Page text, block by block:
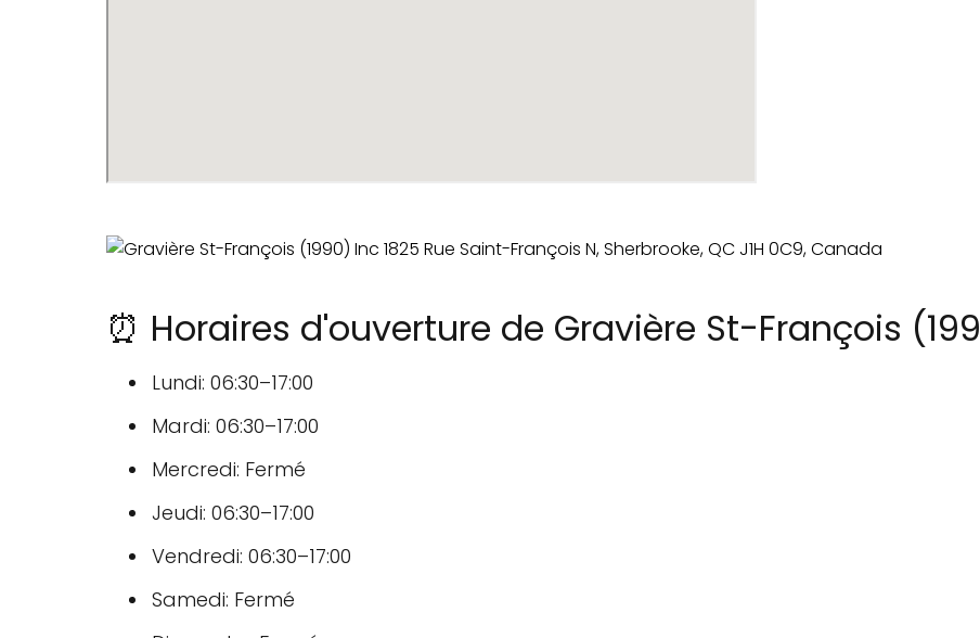
⏰ Horaires d'ouverture de Gravière St-François
Lundi: 06:30–17:00
Mardi: 06:30–17:00
Mercredi: Fermé
Jeudi: 06:30–17:00
Vendredi: 06:30–17:00
Samedi: Fermé